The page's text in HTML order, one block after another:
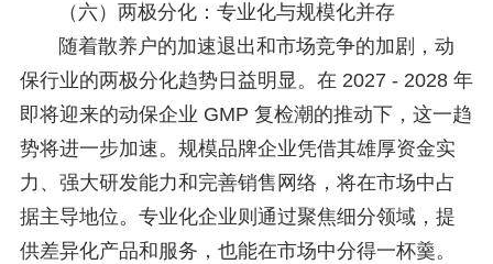
（六）两极分化：专业化与规模化并存
随着散养户的加速退出和市场竞争的加剧，动
保行业的两极分化趋势日益明显。在 2027 - 2028 年
即将迎来的动保企业 GMP 复检潮的推动下，这一趋
势将进一步加速。规模品牌企业凭借其雄厚资金实
力、强大研发能力和完善销售网络，将在市场中占
据主导地位。专业化企业则通过聚焦细分领域，提
供差异化产品和服务，也能在市场中分得一杯羹。